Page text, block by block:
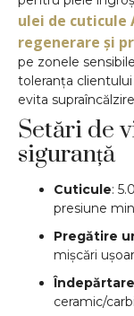
ulei de cuticule
regenerare și
pe zonele
toleranța
evita
Setări de
siguranță
Cuticule:
presiune
Pregătire
mișcări
ceramic/